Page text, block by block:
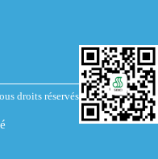
droits réservés